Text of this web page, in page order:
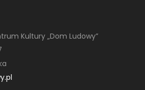
Kultury „Dom Ludowy”